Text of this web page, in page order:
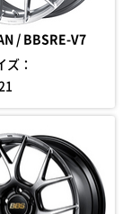
/ BBSRE-V7
ズ：